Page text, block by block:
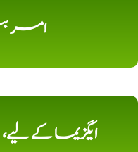
امر
ایگزیما کے